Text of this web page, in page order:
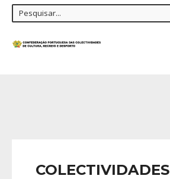
COLECTIVIDADES